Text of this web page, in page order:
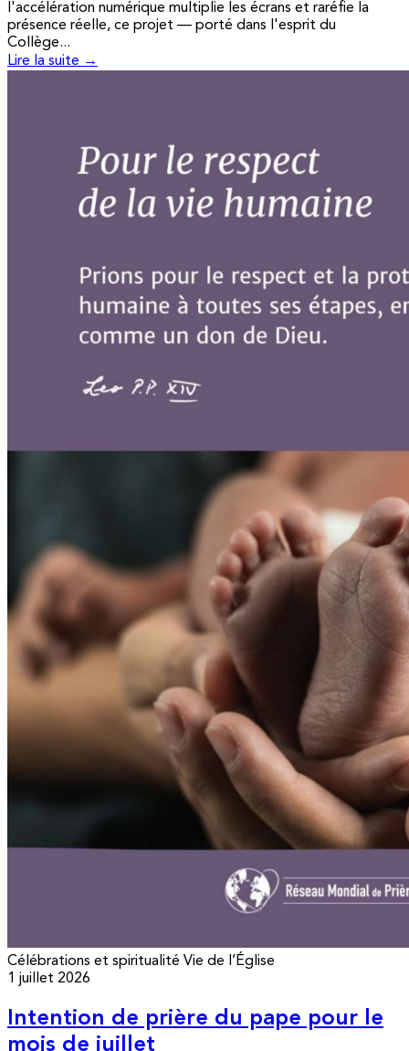
l'accélération numérique multiplie les écrans et raréfie la
présence réelle, ce projet — porté dans l'esprit du
Collège...
Lire la suite →
Célébrations et spiritualité Vie de l’Église
1 juillet 2026
Intention de prière du pape pour le
mois de juillet